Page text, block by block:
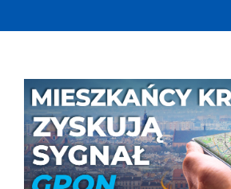
Komórka
Praca